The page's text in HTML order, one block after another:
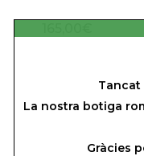
ESGOTAT
Tancat
La nostra botiga
Gràcies